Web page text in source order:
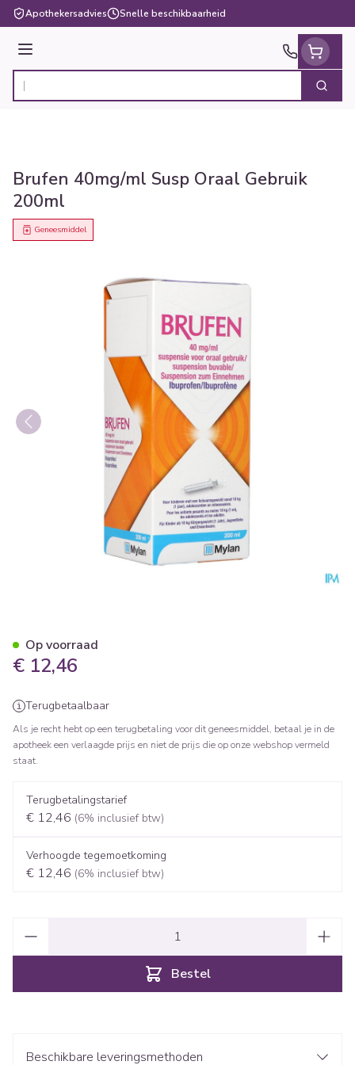
Ga naar de inhoud
Apothekersadvies Snelle beschikbaarheid
Menu
Product, merk, categorie... Zoek
Brufen 40mg/ml Susp Oraal Gebruik
200ml
Geneesmiddel
€ 12,46
Terugbetaalbaar
Als je recht hebt op een terugbetaling voor dit geneesmiddel, betaal je in de
apotheek een verlaagde prijs en niet de prijs die op onze webshop vermeld
staat.
Terugbetalingstarief
€ 12,46 (6% inclusief btw)
Verhoogde tegemoetkoming
€ 12,46 (6% inclusief btw)
Bestel
Op voorraad
Beschikbare leveringsmethoden